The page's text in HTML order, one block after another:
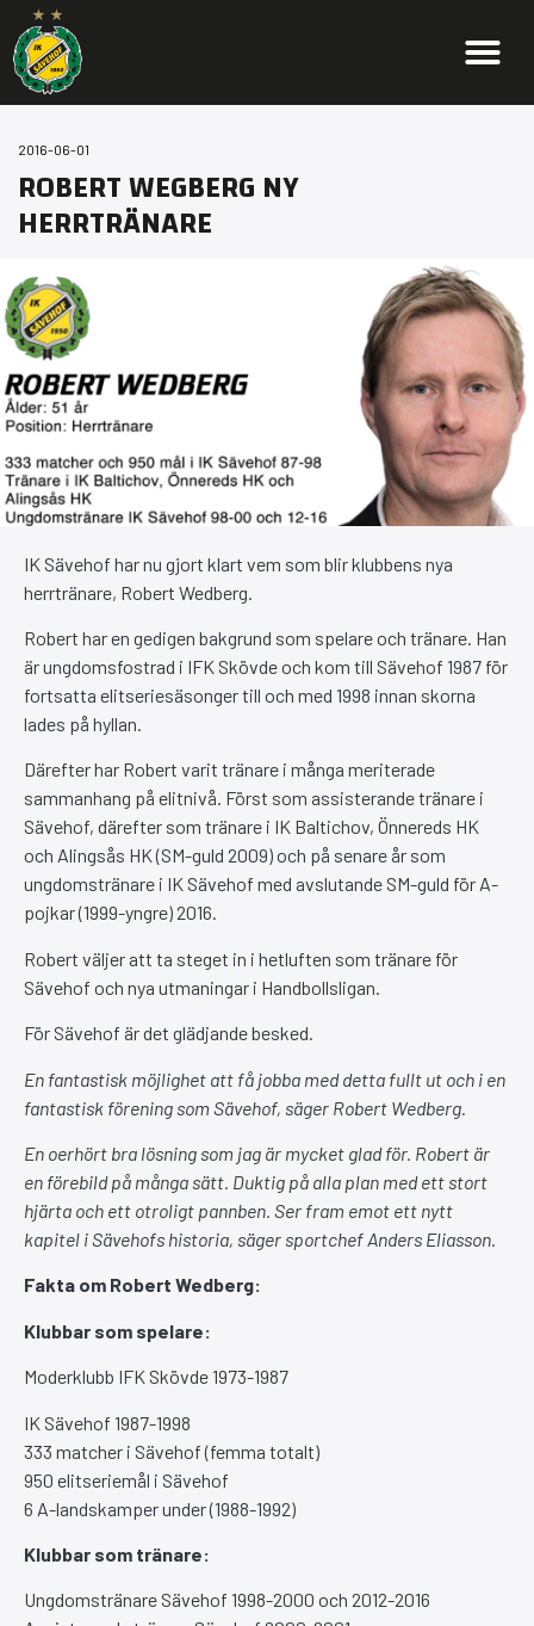
2016-06-01
ROBERT WEGBERG NY
HERRTRÄNARE
IK Sävehof har nu gjort klart vem som blir klubbens nya
herrtränare, Robert Wedberg.
Robert har en gedigen bakgrund som spelare och tränare. Han
är ungdomsfostrad i IFK Skövde och kom till Sävehof 1987 för
fortsatta elitseriesäsonger till och med 1998 innan skorna
lades på hyllan.
Därefter har Robert varit tränare i många meriterade
sammanhang på elitnivå. Först som assisterande tränare i
Sävehof, därefter som tränare i IK Baltichov, Önnereds HK
och Alingsås HK (SM-guld 2009) och på senare år som
ungdomstränare i IK Sävehof med avslutande SM-guld för A-
pojkar (1999-yngre) 2016.
Robert väljer att ta steget in i hetluften som tränare för
Sävehof och nya utmaningar i Handbollsligan.
För Sävehof är det glädjande besked.
En fantastisk möjlighet att få jobba med detta fullt ut och i en
fantastisk förening som Sävehof, säger Robert Wedberg.
En oerhört bra lösning som jag är mycket glad för. Robert är
en förebild på många sätt. Duktig på alla plan med ett stort
hjärta och ett otroligt pannben. Ser fram emot ett nytt
kapitel i Sävehofs historia, säger sportchef Anders Eliasson.
Fakta om Robert Wedberg:
Klubbar som spelare:
Moderklubb IFK Skövde 1973-1987
IK Sävehof 1987-1998
333 matcher i Sävehof (femma totalt)
950 elitseriemål i Sävehof
6 A-landskamper under (1988-1992)
Klubbar som tränare:
Ungdomstränare Sävehof 1998-2000 och 2012-2016